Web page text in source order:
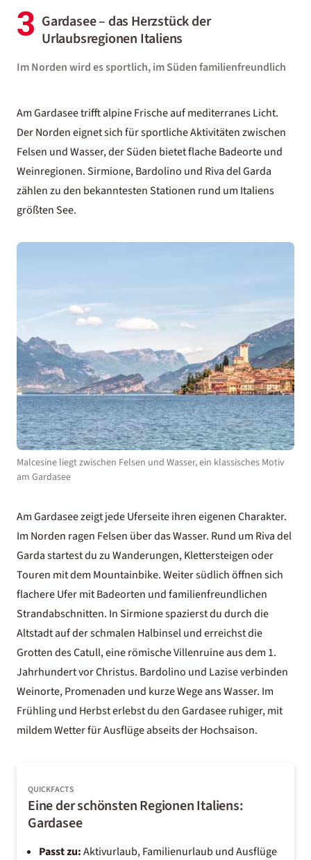
3 Gardasee – das Herzstück der
Urlaubsregionen Italiens
Im Norden wird es sportlich, im Süden familienfreundlich
Am Gardasee trifft alpine Frische auf mediterranes Licht.
Der Norden eignet sich für sportliche Aktivitäten zwischen
Felsen und Wasser, der Süden bietet flache Badeorte und
Weinregionen. Sirmione, Bardolino und Riva del Garda
zählen zu den bekanntesten Stationen rund um Italiens
größten See.
Malcesine liegt zwischen Felsen und Wasser, ein klassisches Motiv
am Gardasee
AmGardaseezeigt jede Uferseite ihren eigenen Charakter.
Im Norden ragen Felsen über das Wasser. Rund um Riva del
Garda startest du zu Wanderungen, Klettersteigen oder
Touren mit dem Mountainbike. Weiter südlich öffnen sich
flachere Ufer mit Badeorten und familienfreundlichen
Strandabschnitten. In Sirmione spazierst du durch die
Altstadt auf der schmalen Halbinsel und erreichst die
Grotten des Catull, eine römische Villenruine aus dem 1.
Jahrhundert vor Christus. Bardolino und Lazise verbinden
Weinorte, Promenaden und kurze Wege ans Wasser. Im
Frühling und Herbst erlebst du den Gardasee ruhiger, mit
mildem Wetter für Ausflüge abseits der Hochsaison.
QUICKFACTS
Eine der schönsten Regionen Italiens:
Gardasee
Passt zu:Aktivurlaub, Familienurlaub und Ausflüge